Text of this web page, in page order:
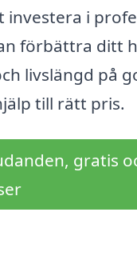
investera i
förbättra ditt
livslängd på
till rätt pris.
gratis